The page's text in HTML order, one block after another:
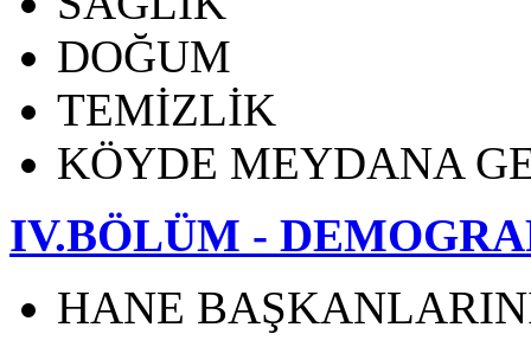
DOĞUM
TEMİZLİK
KÖYDE MEYDANA
IV.BÖLÜM -
HANE